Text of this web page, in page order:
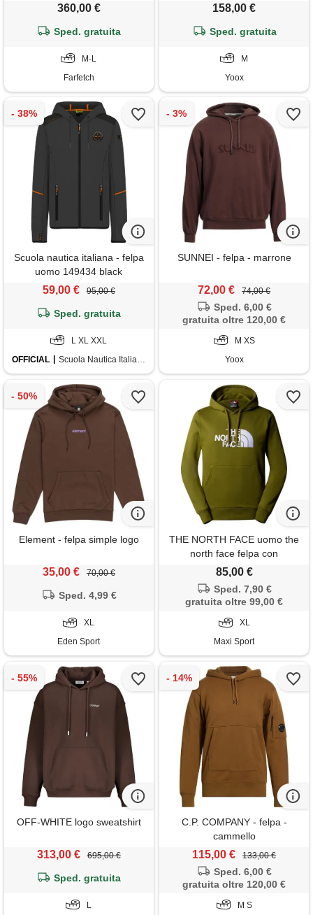
360,00 €
Sped. gratuita
M-L
Farfetch
158,00 €
Sped. gratuita
M
Yoox
Scuola nautica italiana - felpa
uomo 149434 black
59,00 € 95,00 €
Sped. gratuita
L XL XXL
OFFICIAL
Scuola Nautica Italiana
SUNNEI - felpa - marrone
72,00 € 74,00 €
Sped. 6,00 €
gratuita oltre 120,00 €
M XS
Yoox
Element - felpa simple logo
35,00 € 70,00 €
Sped. 4,99 €
XL
Eden Sport
THE NORTH FACE uomo the
north face felpa con
cappuccio drew peak
85,00 €
Sped. 7,90 €
gratuita oltre 99,00 €
XL
Maxi Sport
OFF-WHITE logo sweatshirt
313,00 € 695,00 €
Sped. gratuita
L
C.P. COMPANY - felpa -
cammello
115,00 € 133,00 €
Sped. 6,00 €
gratuita oltre 120,00 €
M S